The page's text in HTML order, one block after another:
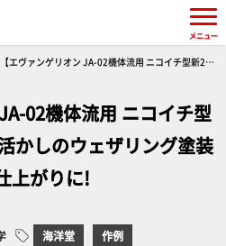
【エヴァンゲリオン JA-02機体流用 ニコイチ型新2号
02機体流用 ニコイチ型
しのウェザリング塗装
上がりに!
海洋堂
作例
メニュー